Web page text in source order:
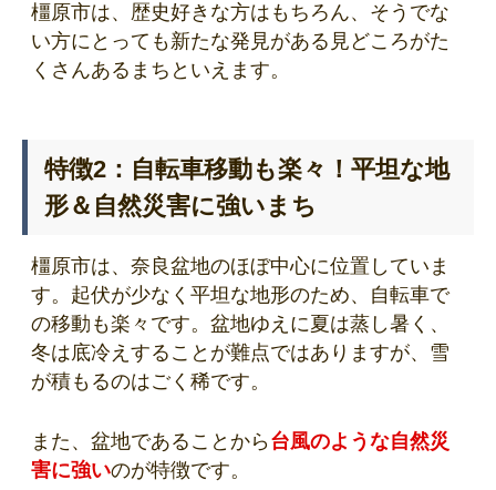
橿原市は、歴史好きな方はもちろん、そうでな
い方にとっても新たな発見がある見どころがた
くさんあるまちといえます。
特徴2：自転車移動も楽々！平坦な地
形＆自然災害に強いまち
橿原市は、奈良盆地のほぼ中心に位置していま
す。起伏が少なく平坦な地形のため、自転車で
の移動も楽々です。盆地ゆえに夏は蒸し暑く、
冬は底冷えすることが難点ではありますが、雪
が積もるのはごく稀です。
また、盆地であることから台風のような自然災
害に強いのが特徴です。